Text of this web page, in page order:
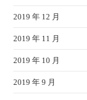
2019 年 12 月
2019 年 11 月
2019 年 10 月
2019 年 9 月